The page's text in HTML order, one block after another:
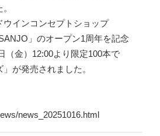
ウインコンセプトショップ
」のオープン1周年を記念
（金）12:00より限定100本で
」が発売されました。
news_20251016.html